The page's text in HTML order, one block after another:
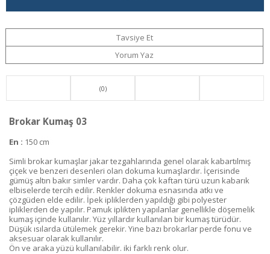
Tavsiye Et
Yorum Yaz
(0)
Brokar Kumaş 03
En : 150 cm
Simli brokar kumaşlar jakar tezgahlarında genel olarak kabartılmış
çiçek ve benzeri desenleri olan dokuma kumaşlardır. İçerisinde
gümüş altın bakır simler vardır. Daha çok kaftan türü uzun kabarık
elbiselerde tercih edilir. Renkler dokuma esnasında atkı ve
çözgüden elde edilir. İpek ipliklerden yapıldığı gibi polyester
ipliklerden de yapılır. Pamuk iplikten yapılanlar genellikle döşemelik
kumaş içinde kullanılır. Yüz yıllardır kullanılan bir kumaş türüdür.
Düşük ısılarda ütülemek gerekir. Yine bazı brokarlar perde fonu ve
aksesuar olarak kullanılır.
Ön ve araka yüzü kullanılabilir. iki farklı renk olur.